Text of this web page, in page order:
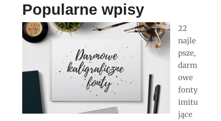
Popularne wpisy
22
najle
psze,
darm
owe
fonty
imitu
jące